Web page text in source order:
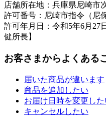
店舗所在地：兵庫県尼崎市
許可番号：尼崎市指令（尼
許可年月日：令和5年6月27
健所長】
お客さまからよくある
届いた商品が違います
商品を追加したい
お届け日時を変更した
キャンセルしたい